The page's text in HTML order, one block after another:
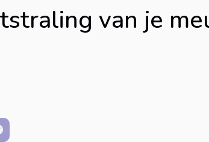
van je